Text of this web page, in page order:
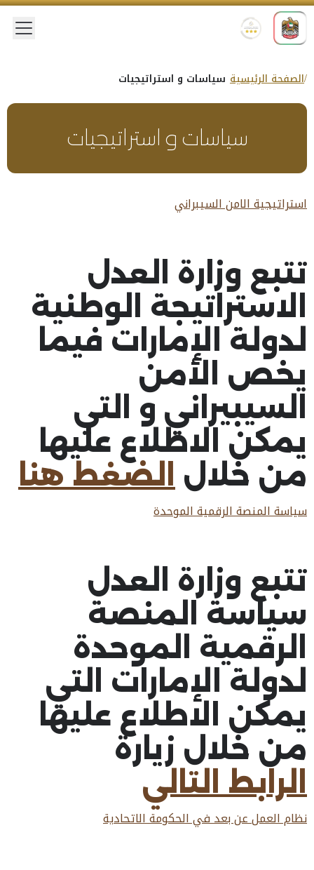
الصفحة الرئيسية سياسات و استراتيجيات
سياسات و استراتيجيات
استراتيجية الامن السيبراني
تتبع وزارة العدل
الاستراتيجة الوطنية
لدولة الإمارات فيما
يخص الأمن
السيبيراني و التي
يمكن الاطلاع عليها
من خلال
الضغط هنا
سياسة المنصة الرقمية الموحدة
تتبع وزارة العدل
سياسة المنصة
الرقمية الموحدة
لدولة الإمارات التي
يمكن الاطلاع عليها
من خلال زيارة
الرابط التالي
نظام العمل عن بعد في الحكومة الاتحادية